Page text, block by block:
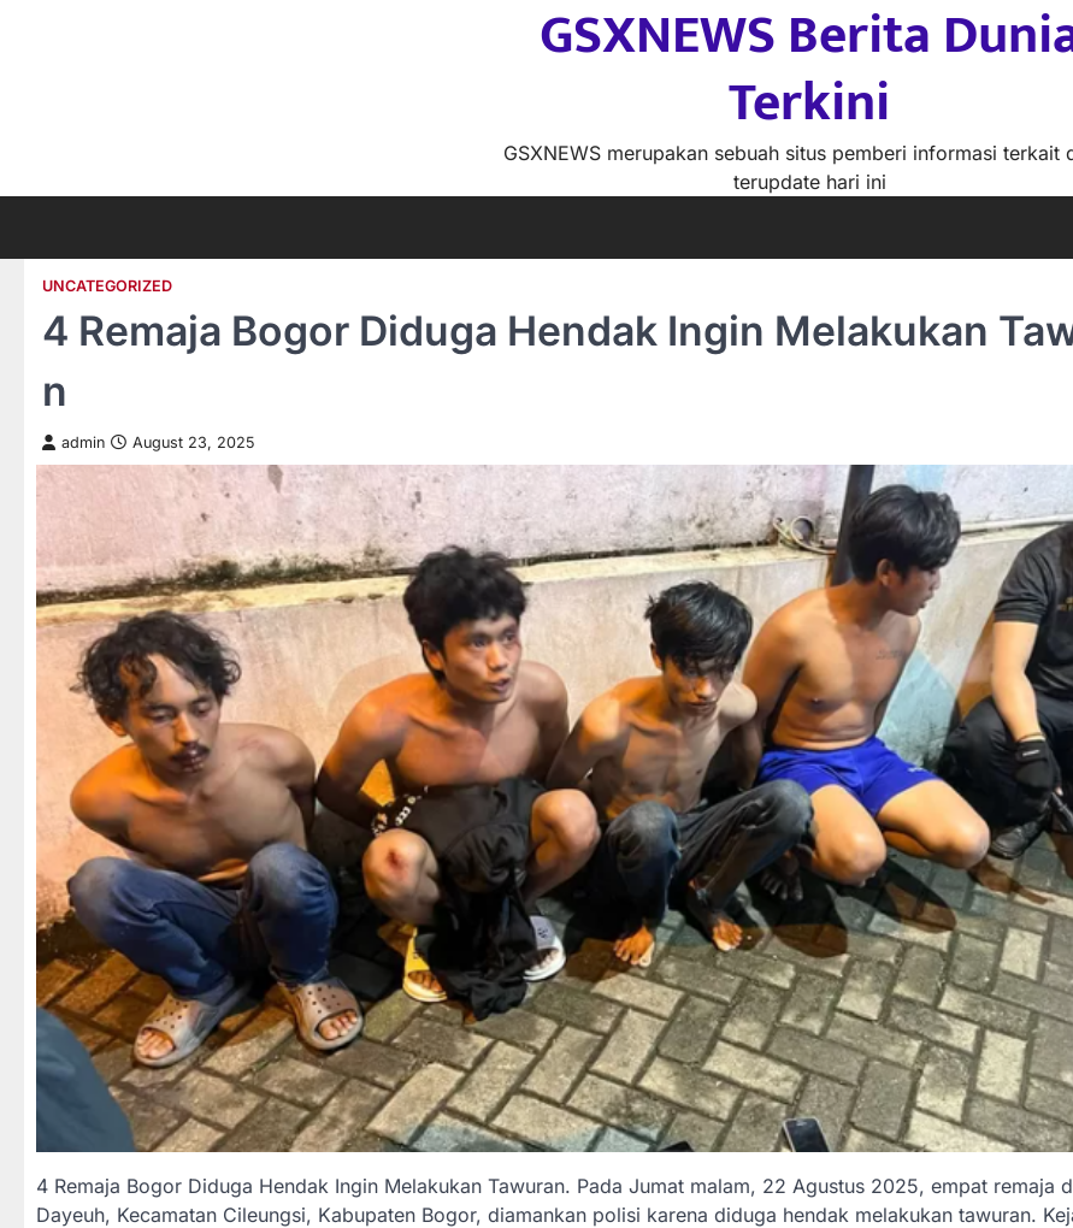
GSXNEWS Berita
Terkini
GSXNEWS merupakan sebuah situs pemberi informasi terkait
terupdate hari ini
UNCATEGORIZED
4 Remaja Bogor Diduga Hendak Ingin Melakukan
n
admin August 23, 2025
4 Remaja Bogor Diduga Hendak Ingin Melakukan Tawuran. Pada Jumat malam, 22 Agustus 2025, empat remaja
Dayeuh, Kecamatan Cileungsi, Kabupaten Bogor, diamankan polisi karena diduga hendak melakukan tawuran.